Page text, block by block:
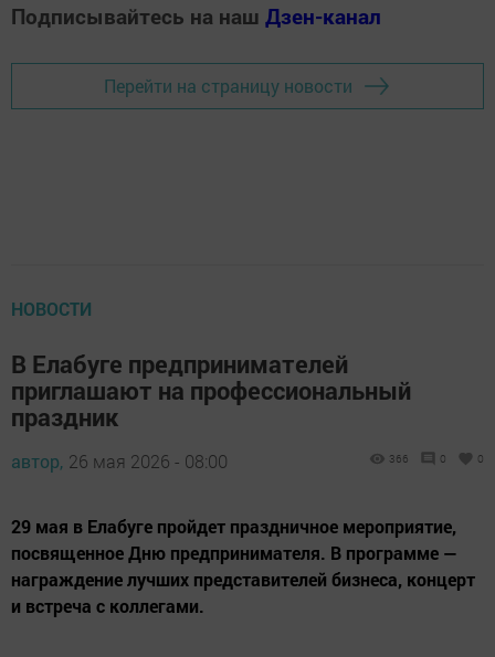
Подписывайтесь на наш Дзен-канал
Перейти на страницу новости
НОВОСТИ
В Елабуге предпринимателей
приглашают на профессиональный
праздник
автор, 26 мая 2026 - 08:00 366 0 0
29 мая в Елабуге пройдет праздничное мероприятие,
посвященное Дню предпринимателя. В программе —
награждение лучших представителей бизнеса, концерт
и встреча с коллегами.